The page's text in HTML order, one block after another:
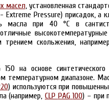
масел, установленная
Extreme Pressure) присадок, а
масла при 40 °C в
скольжения,
150 на основе
температурном диапазоне.
) используются при
(например, CLP PAG 100) – при